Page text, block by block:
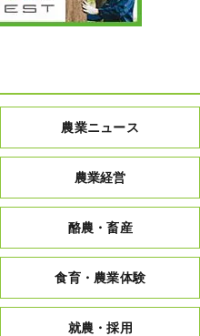
農業ニュース
農業経営
酪農・畜産
食育・農業体験
就農・採用